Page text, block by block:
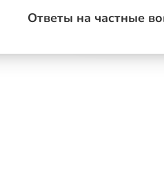
Ответы на частные